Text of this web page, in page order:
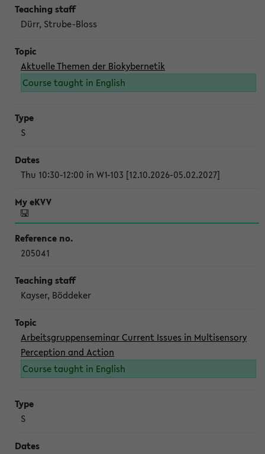
Dürr, Strube-Bloss
Aktuelle Themen der Biokybernetik
Course taught in English
S
Thu 10:30-12:00 in W1-103 [12.10.2026-05.02.2027]
205041
Kayser, Böddeker
Arbeitsgruppenseminar Current Issues in Multisensory
Perception and Action
Course taught in English
S